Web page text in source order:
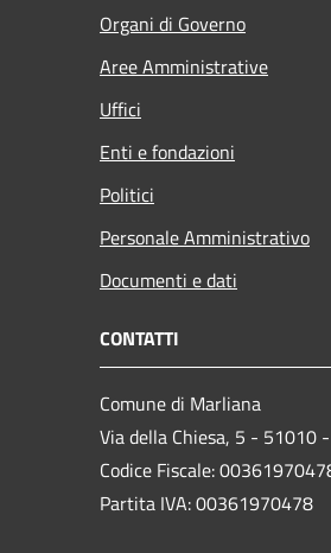
Organi di Governo
Aree Amministrative
Uffici
Enti e fondazioni
Politici
Personale Amministrativo
Documenti e dati
CONTATTI
Comune di Marliana
Via della Chiesa, 5 - 51010
Codice Fiscale:
Partita IVA: 00361970478